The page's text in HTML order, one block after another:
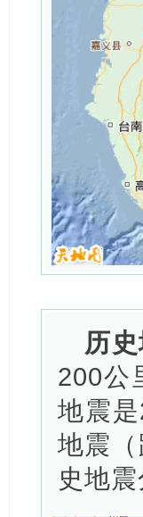
历史
200公
地震
地震
史地震